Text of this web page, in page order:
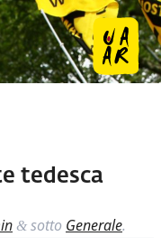
tedesca
& sotto Generale.